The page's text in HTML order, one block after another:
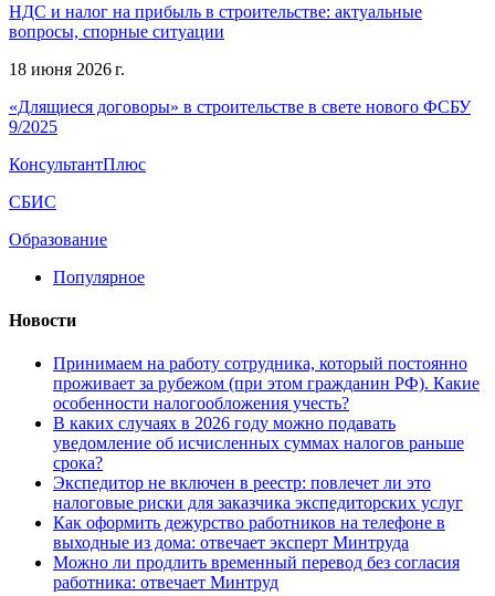
НДС и налог на прибыль в строительстве: актуальные
вопросы, спорные ситуации
18 июня 2026 г.
«Длящиеся договоры» в строительстве в свете нового ФСБУ
9/2025
КонсультантПлюс
СБИС
Образование
Популярное
Новости
Принимаем на работу сотрудника, который постоянно
проживает за рубежом (при этом гражданин РФ). Какие
особенности налогообложения учесть?
В каких случаях в 2026 году можно подавать
уведомление об исчисленных суммах налогов раньше
срока?
Экспедитор не включен в реестр: повлечет ли это
налоговые риски для заказчика экспедиторских услуг
Как оформить дежурство работников на телефоне в
выходные из дома: отвечает эксперт Минтруда
Можно ли продлить временный перевод без согласия
работника: отвечает Минтруд